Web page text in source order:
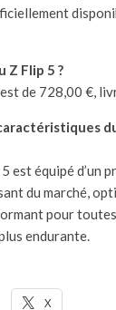
Z Flip 5 ?
de 728,00 €,
est équipé d’un
du marché,
pour
endurante.
X